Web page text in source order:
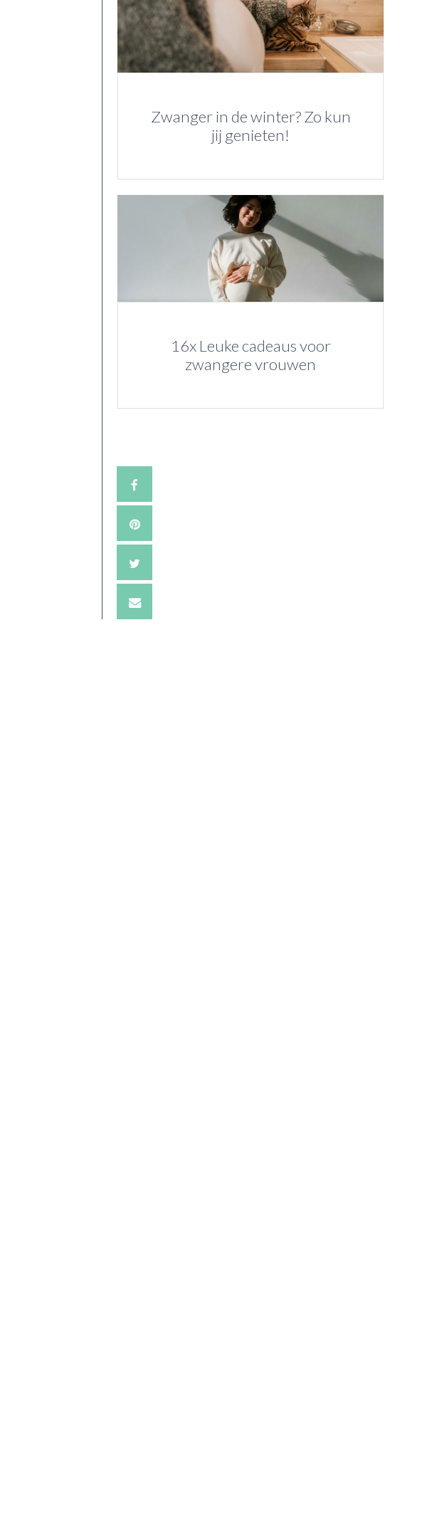
Zwanger in de winter? Zo kun
jij genieten!
16x Leuke cadeaus voor
zwangere vrouwen